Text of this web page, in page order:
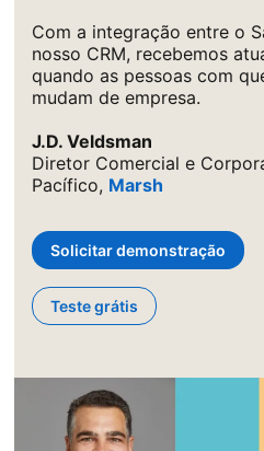
Com a integração entre o
nosso CRM, recebemos
quando as pessoas com
mudam de empresa.
J.D. Veldsman
Diretor Comercial e
Pacífico, Marsh
Solicitar demonstração
Teste grátisopens in a new tab